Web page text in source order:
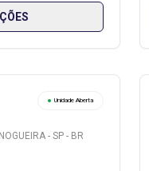
Unidade Aberta
- SP - BR